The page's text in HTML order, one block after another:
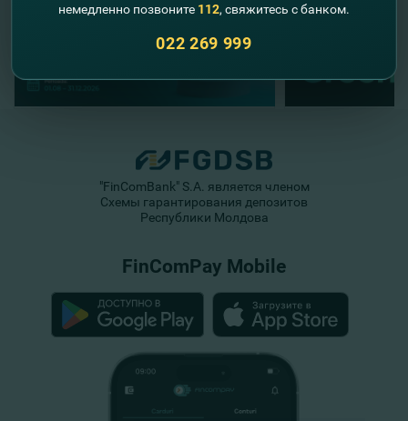
"FinComBank" S.A. является членом
Схемы гарантирования депозитов
Республики Молдова
FinComPay Mobile
немедленно позвоните 112, свяжитесь с банком.
022 269 999